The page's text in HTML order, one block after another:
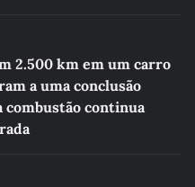
2.500 km em um carro
a uma conclusão
continua